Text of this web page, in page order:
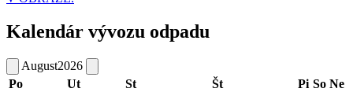
Kalendár vývozu odpadu
August2026
Po
Ut St Št Pi So Ne